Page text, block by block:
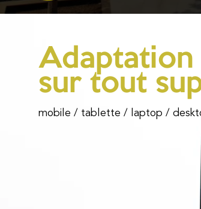
Adaptation
sur tout
mobile / tablette / laptop /